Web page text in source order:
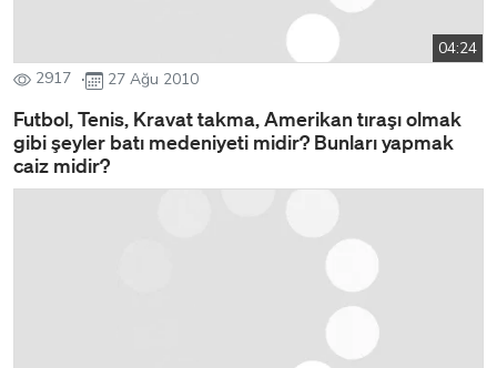
04:24
2917
27 Ağu 2010
Futbol, Tenis, Kravat takma, Amerikan tıraşı olmak
gibi şeyler batı medeniyeti midir? Bunları yapmak
caiz midir?